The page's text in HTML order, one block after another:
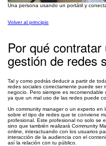
Una persona usando un portátil y
Volver al principio
Por qué
gestión de redes
Tal y como podrás deducir a partir de
redes sociales correctamente puede ser
negocio. Pero siempre es
ya que un mal uso de las redes puede
Un community manager o un experto en
sobre el tipo de redes que te conviene
profesional. Este profesional no solo se
sino que también realizará Community
online, interactuando con los usuarios
interacción de la audiencia con el
así la relación con tu público.